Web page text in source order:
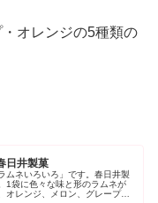
オレンジの5種類の
日井製菓
ムネいろいろ」です。春日井製
1袋に色々な味と形のラムネが
オレンジ、メロン、グレープ、